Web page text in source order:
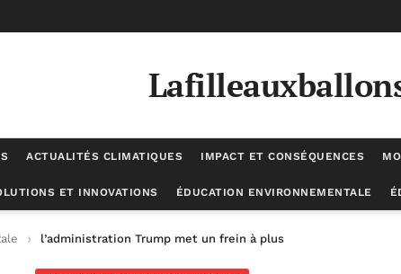
ACTUALITÉS CLIMATIQUES IMPACT ET CONSÉQUENCES
ET INNOVATIONS ÉDUCATION ENVIRONNEMENTALE
l’administration Trump met un frein à plus d’une centaine